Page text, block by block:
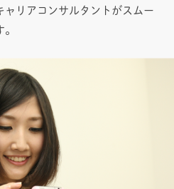
ャリアコンサルタントがスムー